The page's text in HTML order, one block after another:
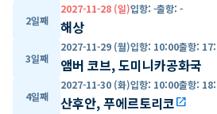
2일째
2027-11-28 (일)입항: -출항: -
해상
3일째
2027-11-29 (월)입항: 10:00출항:
앰버 코브, 도미니카공화국
4일째
2027-11-30 (화)입항: 10:00출항:
산후안, 푸에르토리코open_in_new